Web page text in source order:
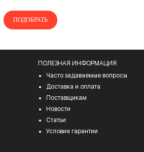
ПОДОБРАТЬ
ПОЛЕЗНАЯ ИНФОРМАЦИЯ
Часто задаваемые вопросы
Доставка и оплата
Поставщикам
Новости
Статьи
Условия гарантии